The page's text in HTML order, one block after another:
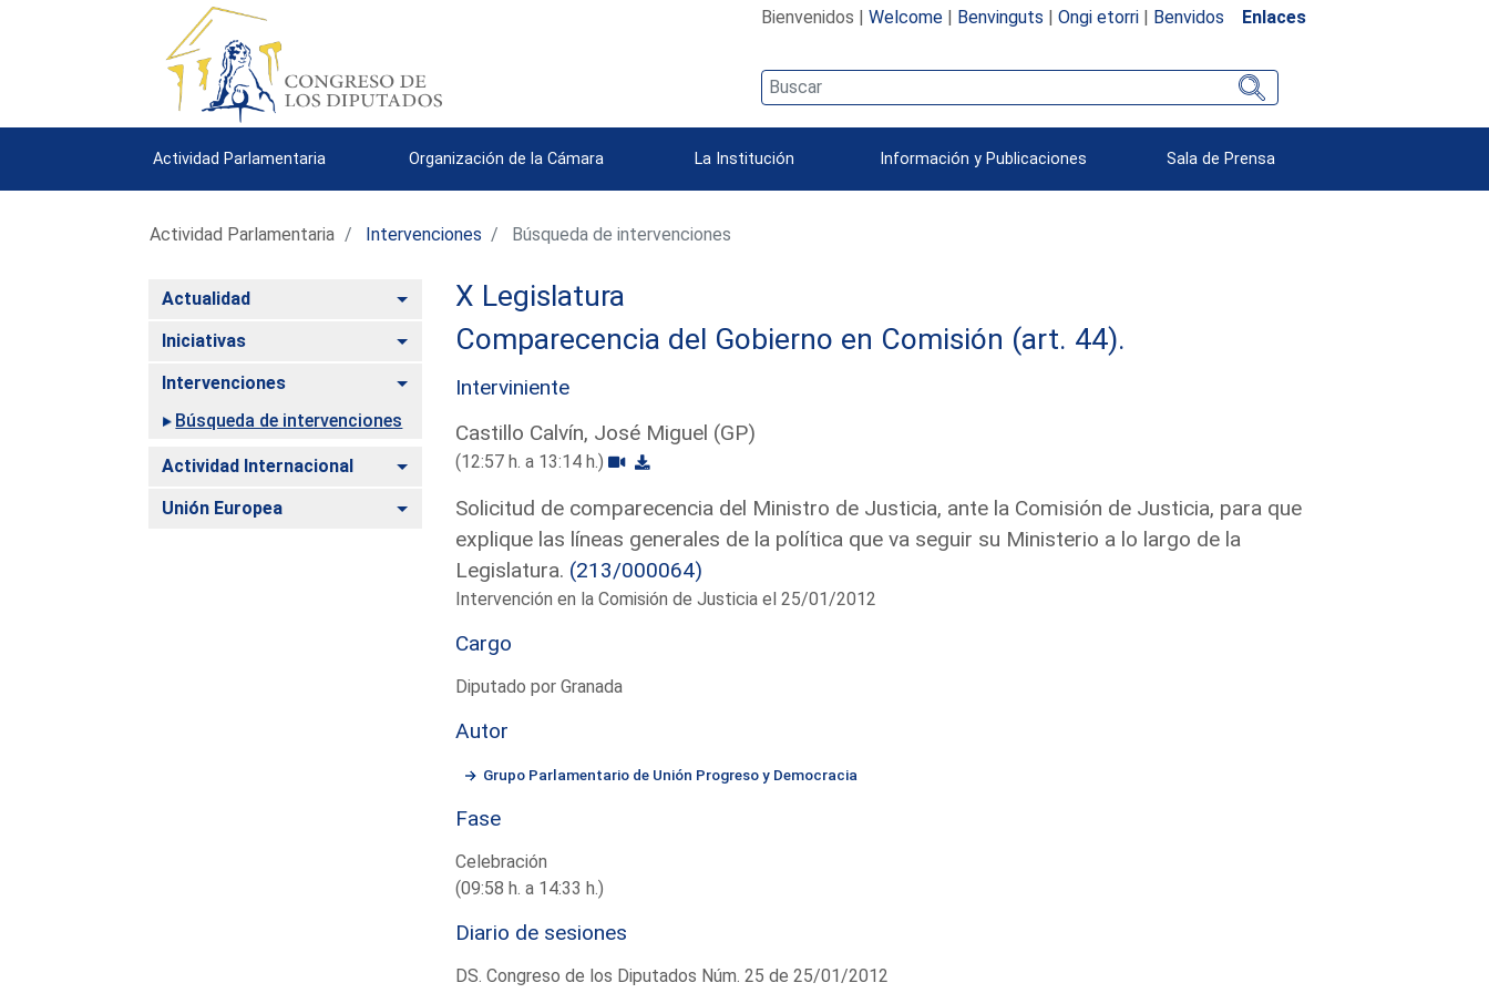
Bienvenidos | Welcome| Benvinguts | Ongi etorri| Benvidos Enlaces
Actividad Parlamentaria Organización de la Cámara La Institución Información y Publicaciones Sala de Prensa
Actividad Parlamentaria Intervenciones Búsqueda de intervenciones
Actualidad Alternar
Iniciativas Alternar
Intervenciones
Alternar
Búsqueda de intervenciones
Actividad Internacional Alternar
Unión Europea Alternar
X Legislatura
Comparecencia del Gobierno en Comisión (art. 44).
Interviniente
Castillo Calvín, José Miguel (GP)
(12:57 h. a 13:14 h.)
Solicitud de comparecencia del Ministro de Justicia, ante la Comisión de Justicia, para que
explique las líneas generales de la política que va seguir su Ministerio a lo largo de la
Legislatura. (213/000064)
Intervención en la Comisión de Justicia el 25/01/2012
Cargo
Diputado por Granada
Autor
Grupo Parlamentario de Unión Progreso y Democracia
Fase
Celebración
(09:58 h. a 14:33 h.)
Diario de sesiones
DS. Congreso de los Diputados Núm. 25 de 25/01/2012